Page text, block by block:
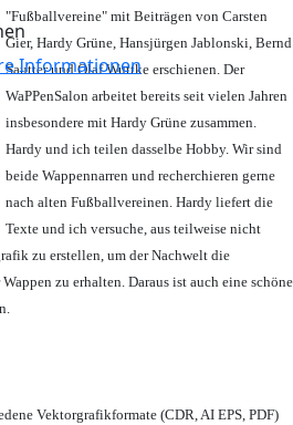
Informationen
"Fußballvereine" mit Beiträgen von Carsten
Gier, Hardy Grüne, Hansjürgen Jablonski, Bernd
Sautter und Olaf Wuttke erschienen. Der
WaPPenSalon arbeitet bereits seit vielen Jahren
insbesondere mit Hardy Grüne zusammen.
Hardy und ich teilen dasselbe Hobby. Wir sind
beide Wappennarren und recherchieren gerne
nach alten Fußballvereinen. Hardy liefert die
Texte und ich versuche, aus teilweise nicht
zu erstellen, um der Nachwelt die
zu erhalten. Daraus ist auch eine schöne
Vektorgrafikformate (CDR, AI EPS, PDF)